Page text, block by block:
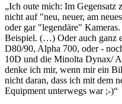
„Ich oute mich: Im Gegensatz
nicht auf "neu, neuer, am
oder gar "legendäre"
Beispiel. (…) Oder auch ganz
D80/90, Alpha 700, oder -
10D und die Minolta Dynax/
denke ich mir, wenn mir ein
nicht daran, dass ich mit dem
Equipment unterwegs war ;-)“